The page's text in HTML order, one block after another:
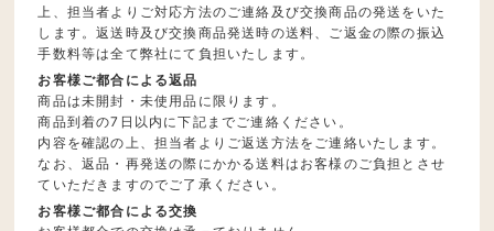
上、担当者よりご対応方法のご連絡及び交換商品の発送をいた
します。返送時及び交換商品発送時の送料、ご返金の際の振込
手数料等は全て弊社にて負担いたします。
お客様ご都合による返品
商品は未開封・未使用品に限ります。
商品到着の7日以内に下記までご連絡ください。
内容を確認の上、担当者よりご返送方法をご連絡いたします。
なお、返品・再発送の際にかかる送料はお客様のご負担とさせ
ていただきますのでご了承ください。
お客様ご都合による交換